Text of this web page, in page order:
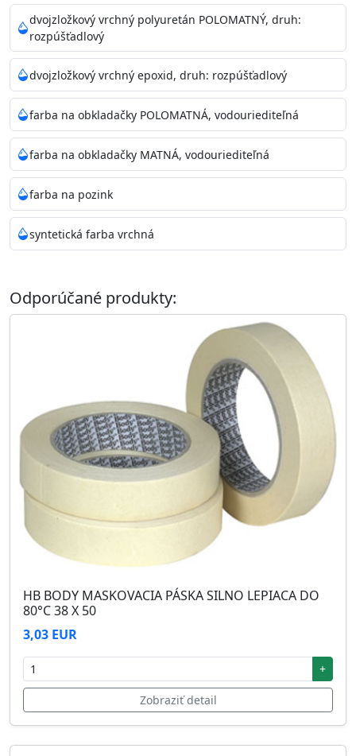
dvojzložkový vrchný polyuretán POLOMATNÝ, druh:
rozpúšťadlový
dvojzložkový vrchný epoxid, druh: rozpúšťadlový
farba na obkladačky POLOMATNÁ, vodouriediteľná
farba na obkladačky MATNÁ, vodouriediteľná
farba na pozink
syntetická farba vrchná
Odporúčané produkty:
HB BODY MASKOVACIA PÁSKA SILNO LEPIACA DO
80°C 38 X 50
3,03 EUR
+
Zobraziť detail